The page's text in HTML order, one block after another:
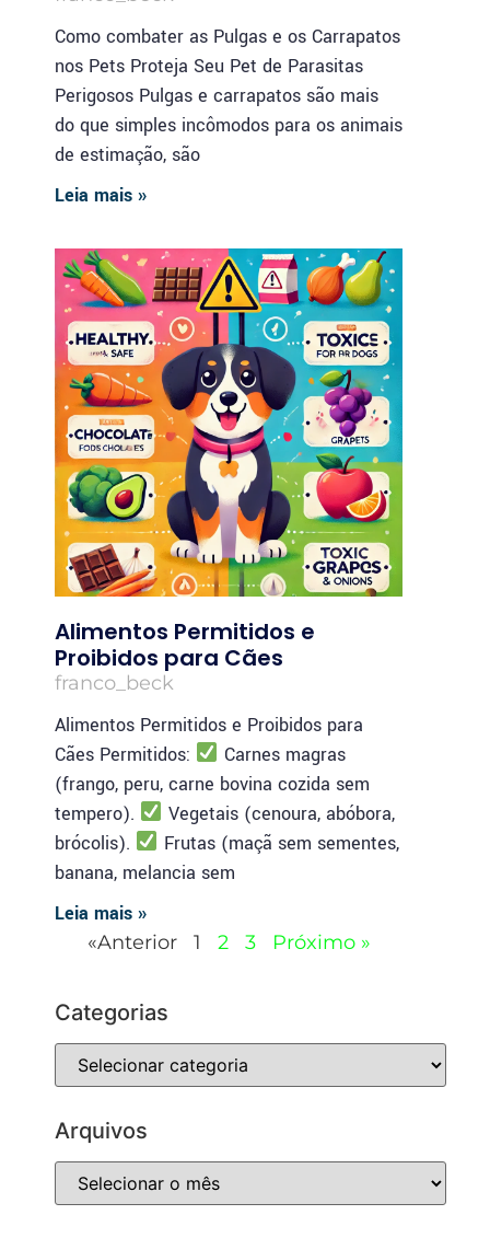
Como combater as Pulgas e os Carrapatos
nos Pets Proteja Seu Pet de Parasitas
Perigosos Pulgas e carrapatos são mais
do que simples incômodos para os animais
de estimação, são
Leia mais »
Alimentos Permitidos e
Proibidos para Cães
franco_beck
Alimentos Permitidos e Proibidos para
Cães Permitidos:
Carnes magras
(frango, peru, carne bovina cozida sem
tempero).
Vegetais (cenoura, abóbora,
brócolis).
Frutas (maçã sem sementes,
banana, melancia sem
Leia mais »
«Anterior 1 2 3 Próximo »
Categorias
Arquivos